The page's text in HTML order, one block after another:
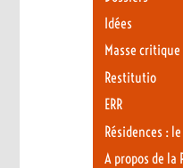
Idées
Masse critique
Restitutio
ERR
Résidences :
A propos de la